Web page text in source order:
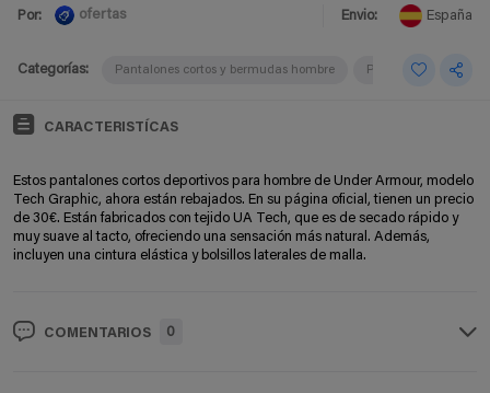
Por: ofertas Envio: España
Categorías: Pantalones cortos y bermudas hombre Pantalones y
CARACTERISTÍCAS
Estos pantalones cortos deportivos para hombre de Under Armour, modelo
Tech Graphic, ahora están rebajados. En su página oficial, tienen un precio
de 30€. Están fabricados con tejido UA Tech, que es de secado rápido y
muy suave al tacto, ofreciendo una sensación más natural. Además,
incluyen una cintura elástica y bolsillos laterales de malla.
COMENTARIOS 0